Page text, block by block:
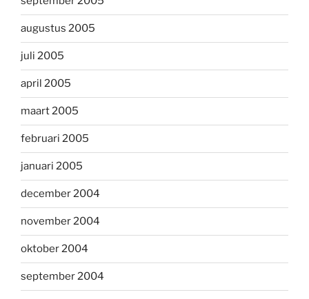
augustus 2005
juli 2005
april 2005
maart 2005
februari 2005
januari 2005
december 2004
november 2004
oktober 2004
september 2004